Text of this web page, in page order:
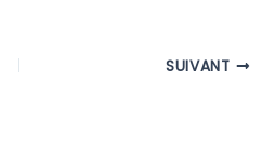
SUIVANT